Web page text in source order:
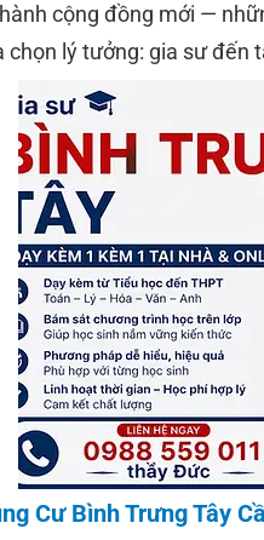
cộng đồng mới —
chọn lý tưởng: gia sư đến
Cư Bình Trưng Tây